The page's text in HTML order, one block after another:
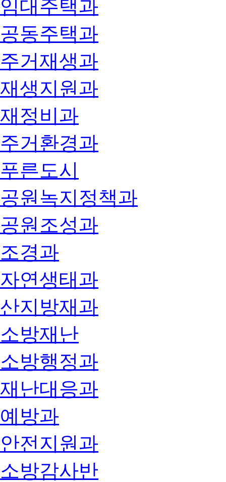
임대주택과
공동주택과
주거재생과
재생지원과
재정비과
주거환경과
푸른도시
공원녹지정책과
공원조성과
조경과
자연생태과
산지방재과
소방재난
소방행정과
재난대응과
예방과
안전지원과
소방감사반